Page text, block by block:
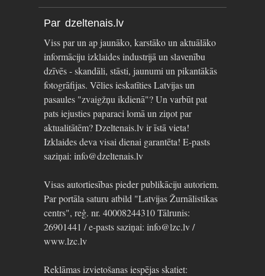
Par dzeltenais.lv
Viss par un ap jaunāko, karstāko un aktuālāko
informāciju izklaides industrijā un slavenību
dzīvēs - skandāli, stāsti, jaunumi un pikantākās
fotogrāfijas. Vēlies ieskatīties Latvijas un
pasaules "zvaigžņu ikdienā"? Un varbūt pat
pats iejusties paparaci lomā un ziņot par
aktualitātēm? Dzeltenais.lv ir īstā vieta!
Izklaides deva visai dienai garantēta! E-pasts
saziņai: info@dzeltenais.lv
Visas autortiesības pieder publikāciju autoriem.
Par portāla saturu atbild "Latvijas Žurnālistikas
centrs", reģ. nr. 40008244310 Tālrunis:
26901441 / e-pasts saziņai: info@lzc.lv /
www.lzc.lv
Reklāmas izvietošanas iespējas skatiet: